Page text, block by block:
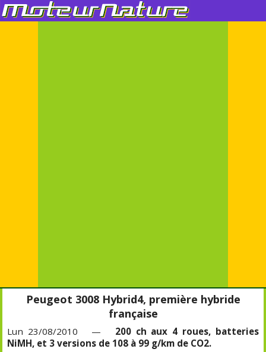
Peugeot 3008 Hybrid4, première hybride
française
Lun 23/08/2010 — 200 ch aux 4 roues, batteries
NiMH, et 3 versions de 108 à 99 g/km de CO2.